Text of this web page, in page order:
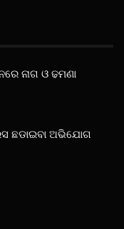
ନାଗ ଓ ଢମଣା
ଛଡାଇବା ଅଭିଯୋଗ